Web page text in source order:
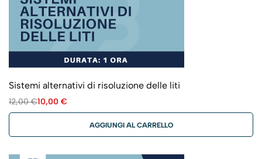
Sistemi alternativi di risoluzione delle liti
12,00€10,00 €
AGGIUNGI AL CARRELLO